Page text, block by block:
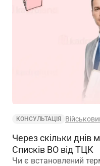
КОНСУЛЬТАЦІЯ
Через скільки днів
Списків ВО від ТЦК
Чи є встановлений